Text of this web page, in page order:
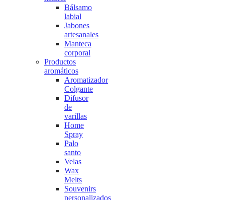
Bálsamo
labial
Jabones
artesanales
Manteca
corporal
Productos
aromáticos
Aromatizador
Colgante
Difusor
de
varillas
Home
Spray
Palo
santo
Velas
Wax
Melts
Souvenirs
personalizados